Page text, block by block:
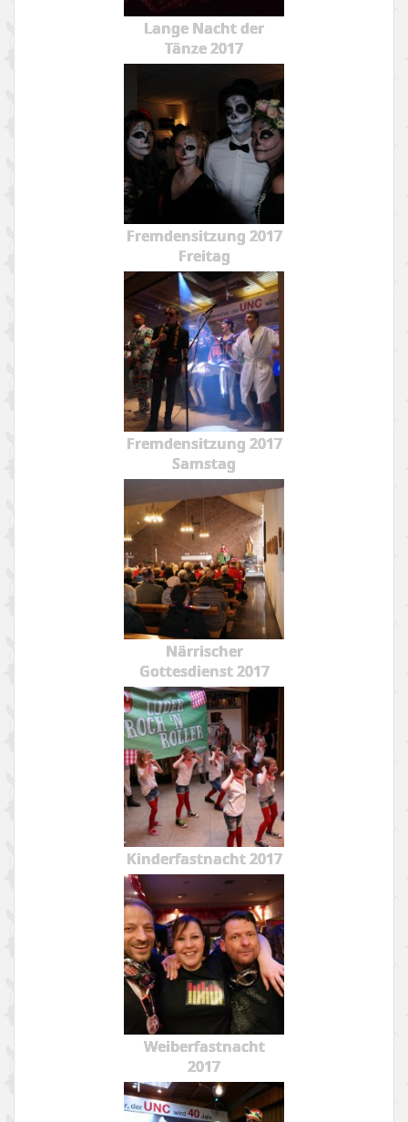
Lange Nacht der
Tänze 2017
Fremdensitzung 2017
Freitag
Fremdensitzung 2017
Samstag
Närrischer
Gottesdienst 2017
Kinderfastnacht 2017
Weiberfastnacht
2017